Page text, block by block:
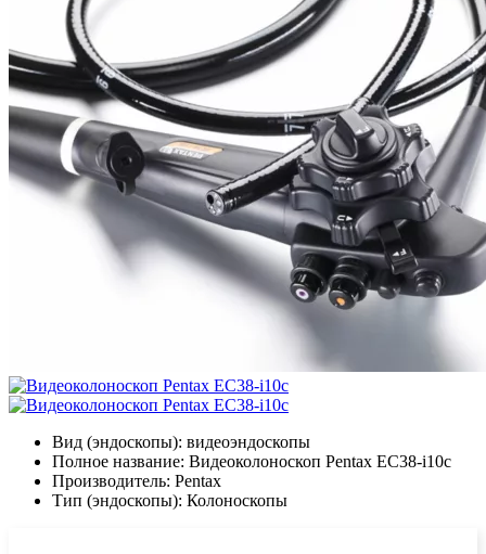
Вид (эндоскопы): видеоэндоскопы
Полное название: Видеоколоноскоп Pentax EC38-i10c
Производитель: Pentax
Тип (эндоскопы): Колоноскопы